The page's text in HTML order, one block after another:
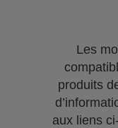
Les
produits
aux liens